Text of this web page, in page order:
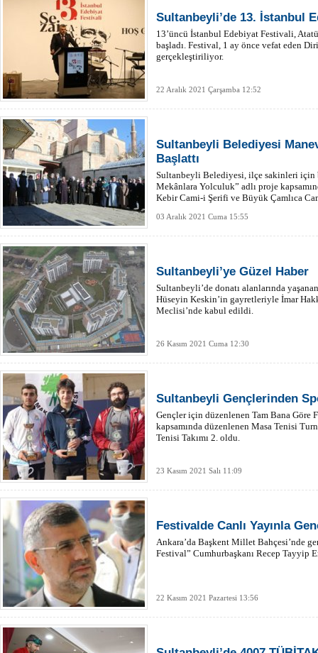
Sultanbeyli’de 13. İstanbul
13’üncü İstanbul Edebiyat Festivali,
başladı. Festival, 1 ay önce vefat eden
gerçekleştiriliyor.
22 Aralık 2021 Çarşamba 12:52
Sultanbeyli Belediyesi
Başlattı
Sultanbeyli Belediyesi, ilçe sakinleri
Mekânlara Yolculuk” adlı proje
Kebir Cami-i Şerifi ve Büyük Çamlıca
03 Aralık 2021 Cuma 15:55
Sultanbeyli’ye Güzel Haber
Sultanbeyli’de donatı alanlarında
Hüseyin Keskin’in gayretleriyle İmar
Meclisi’nde kabul edildi.
26 Kasım 2021 Cuma 12:30
Sultanbeyli Gençlerinden
Gençler için düzenlenen Tam Bana
kapsamında düzenlenen Masa Tenisi
Tenisi Takımı 2. oldu.
23 Kasım 2021 Salı 11:09
Festivalde Canlı Yayınla
Ankara’da Başkent Millet Bahçesi’nde
Festival” Cumhurbaşkanı Recep Tayyip
22 Kasım 2021 Pazartesi 13:56